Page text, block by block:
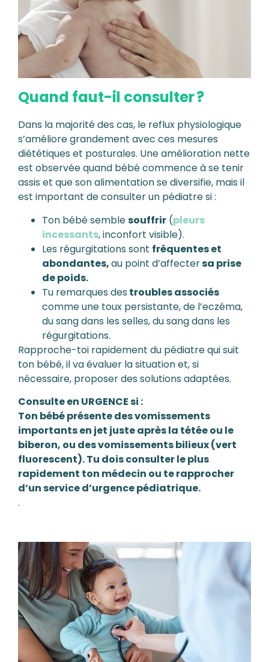
Quand faut-il consulter ?
Dans la majorité des cas, le reflux physiologique
s’améliore grandement avec ces mesures
diététiques et posturales. Une amélioration nette
est observée quand bébé commence à se tenir
assis et que son alimentation se diversifie, mais il
est important de consulter un pédiatre si :
Ton bébé semblesouffrir (pleurs
incessants, inconfort visible).
Les régurgitations sont fréquentes et
abondantes,au point d’affectersa prise
de poids.
Tu remarques des troubles associés
comme une toux persistante, de l’eczéma,
du sang dans les selles, du sang dans les
régurgitations.
Rapproche-toi rapidement du pédiatre qui suit
ton bébé, il va évaluer la situation et, si
nécessaire, proposer des solutions adaptées.
Consulte en URGENCE si :
Ton bébé présente des vomissements
importants en jet juste après la tétée ou le
biberon, ou des vomissements bilieux (vert
fluorescent). Tu dois consulter le plus
rapidement ton médecin ou te rapprocher
d’un service d’urgence pédiatrique.
.